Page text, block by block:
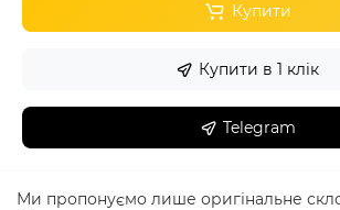
Купити
Купити в 1 клік
Telegram
Ми пропонуємо лише оригінальне скло